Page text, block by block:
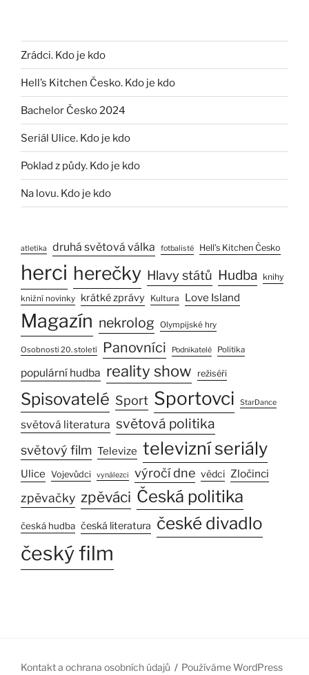
Zrádci. Kdo je kdo
Hell’s Kitchen Česko. Kdo je kdo
Bachelor Česko 2024
Seriál Ulice. Kdo je kdo
Poklad z půdy. Kdo je kdo
Na lovu. Kdo je kdo
atletika druhá světová válka fotbalisté Hell’s Kitchen Česko
herci herečky Hlavy států Hudba knihy
knižní novinky krátké zprávy Kultura Love Island
Magazín nekrolog Olympijské hry
Osobnosti 20. století Panovníci Podnikatelé Politika
populární hudba reality show režiséři
Spisovatelé Sport Sportovci StarDance
světová literatura světová politika
světový film Televize televizní seriály
Ulice Vojevůdci vynálezci výročí dne vědci Zločinci
zpěvačky zpěváci Česká politika
česká hudba česká literatura české divadlo
český film
Kontakt a ochrana osobních údajů Používáme WordPress